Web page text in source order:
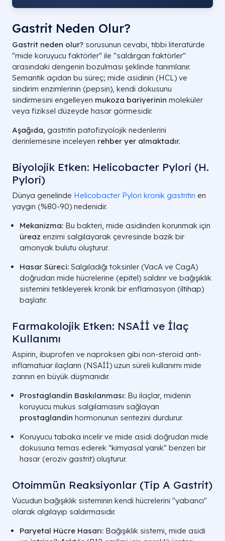
Gastrit Neden Olur?
Gastrit neden olur? sorusunun cevabı, tıbbi literatürde
"mide koruyucu faktörler" ile "saldırgan faktörler"
arasındaki dengenin bozulması şeklinde tanımlanır.
Semantik açıdan bu süreç; mide asidinin (HCL) ve
sindirim enzimlerinin (pepsin), kendi dokusunu
sindirmesini engelleyen mukoza bariyerinin moleküler
veya fiziksel düzeyde hasar görmesidir.
Aşağıda, gastritin patofizyolojik nedenlerini
derinlemesine inceleyen rehber yer almaktadır.
Biyolojik Etken: Helicobacter Pylori (H.
Pylori)
Dünya genelinde Helicobacter Pylori kronik gastritin en
yaygın (%80-90) nedenidir.
Mekanizma: Bu bakteri, mide asidinden korunmak için
üreaz enzimi salgılayarak çevresinde bazik bir
amonyak bulutu oluşturur.
Hasar Süreci: Salgıladığı toksinler (VacA ve CagA)
doğrudan mide hücrelerine (epitel) saldırır ve bağışıklık
sistemini tetikleyerek kronik bir enflamasyon (iltihap)
başlatır.
Farmakolojik Etken: NSAİİ ve İlaç
Kullanımı
Aspirin, ibuprofen ve naproksen gibi non-steroid anti-
inflamatuar ilaçların (NSAİİ) uzun süreli kullanımı mide
zarının en büyük düşmanıdır.
Prostaglandin Baskılanması: Bu ilaçlar, midenin
koruyucu mukus salgılamasını sağlayan
prostaglandin hormonunun sentezini durdurur.
Koruyucu tabaka incelir ve mide asidi doğrudan mide
dokusuna temas ederek "kimyasal yanık" benzeri bir
hasar (eroziv gastrit) oluşturur.
Otoimmün Reaksiyonlar (Tip A Gastrit)
Vücudun bağışıklık sisteminin kendi hücrelerini "yabancı"
olarak algılayıp saldırmasıdır.
Paryetal Hücre Hasarı: Bağışıklık sistemi, mide asidi